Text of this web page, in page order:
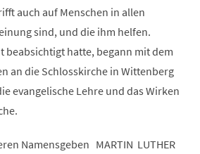
auch auf Menschen in allen
sind, und die ihm helfen.
beabsichtigt hatte, begann mit dem
an die Schlosskirche in Wittenberg
evangelische Lehre und das Wirken
Namensgeben MARTIN LUTHER